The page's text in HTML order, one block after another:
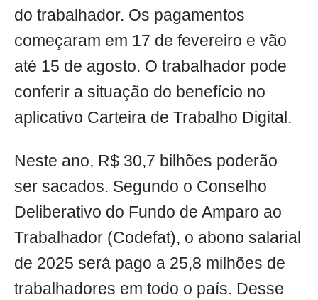
do trabalhador. Os pagamentos
começaram em 17 de fevereiro e vão
até 15 de agosto. O trabalhador pode
conferir a situação do benefício no
aplicativo Carteira de Trabalho Digital.
Neste ano, R$ 30,7 bilhões poderão
ser sacados. Segundo o Conselho
Deliberativo do Fundo de Amparo ao
Trabalhador (Codefat), o abono salarial
de 2025 será pago a 25,8 milhões de
trabalhadores em todo o país. Desse